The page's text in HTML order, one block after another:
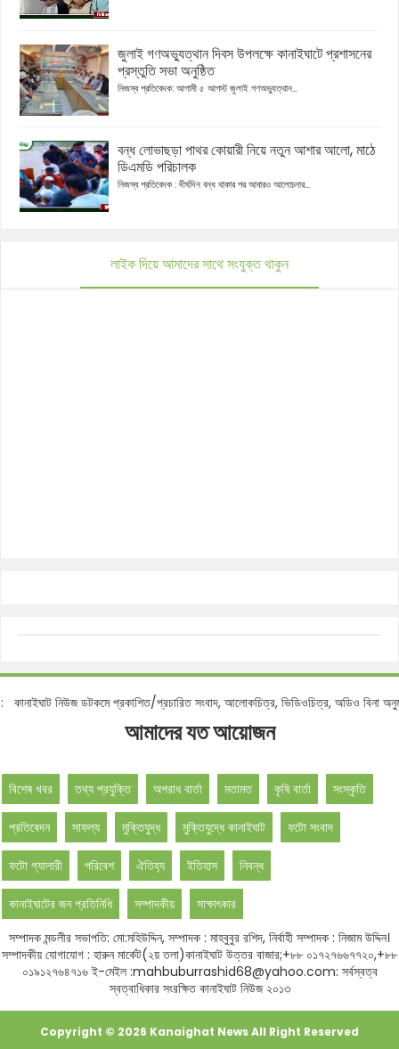
জুলাই গণঅভ্যুত্থান দিবস উপলক্ষে কানাইঘাটে প্রশাসনের
প্রস্তুতি সভা অনুষ্ঠিত
নিজস্ব প্রতিবেদক: আগামী ৫ আগস্ট জুলাই গণঅভ্যুত্থান...
বন্ধ লোভাছড়া পাথর কোয়ারী নিয়ে নতুন আশার আলো, মাঠে
ডিএমডি পরিচালক
নিজস্ব প্রতিবেদক : দীর্ঘদিন বন্ধ থাকার পর আবারও আলোচনার...
লাইক দিয়ে আমাদের সাথে সংযুক্ত থাকুন
:কানাইঘাট নিউজ ডটকমে প্রকাশিত/প্রচারিত সংবাদ, আলোকচিত্র, ভিডিওচিত্র, অডিও
আমাদের যত আয়োজন
বিশেষ খবর তথ্য প্রযুক্তি অপরাধ বার্তা মতামত কৃষি বার্তা সংস্কৃতি
প্রতিবেদন সাফল্য মুক্তিযুদ্ধ মুক্তিযুদ্ধে কানাইঘাট ফটো সংবাদ
ফটো গ্যালারী পরিবেশ ঐতিহ্য ইতিহাস নিবন্ধ
কানাইঘাটের জন প্রতিনিধি সম্পাদকীয়
সাক্ষাৎকার
সম্পাদক মন্ডলীর সভাপতি: মো:মহিউদ্দিন, সম্পাদক : মাহবুবুর রশিদ, নির্বাহী সম্পাদক : নিজাম উদ্দিন।
সম্পাদকীয় যোগাযোগ : হারুন মার্কেট(২য় তলা)কানাইঘাট উত্তর বাজার;+৮৮ ০১৭২৭৬৬৭৭২০,+৮৮
০১৯১২৭৬৪৭১৬ ই-মেইল :mahbuburrashid68@yahoo.com: সর্বস্বত্ব
স্বত্বাধিকার সংরক্ষিত কানাইঘাট নিউজ ২০১৩
Copyright © 2026 Kanaighat NewsAll Right Reserved